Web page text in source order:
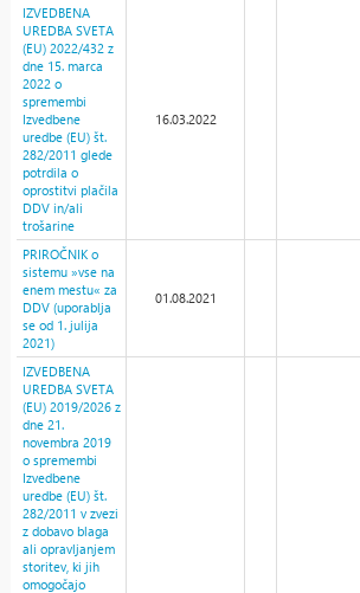
IZVEDBENA
UREDBA SVETA
(EU) 2022/432 z
dne 15. marca
2022 o
spremembi
Izvedbene
uredbe (EU) št.
282/2011 glede
potrdila o
oprostitvi plačila
DDV in/ali
trošarine
16.03.2022
PRIROČNIK o
sistemu »vse na
enem mestu« za
DDV (uporablja
se od 1. julija
2021)
01.08.2021
IZVEDBENA
UREDBA SVETA
(EU) 2019/2026 z
dne 21.
novembra 2019
o spremembi
Izvedbene
uredbe (EU) št.
282/2011 v zvezi
z dobavo blaga
ali opravljanjem
storitev, ki jih
omogočajo